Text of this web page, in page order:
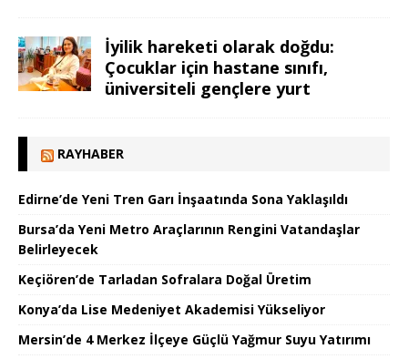
İyilik hareketi olarak doğdu:
Çocuklar için hastane sınıfı,
üniversiteli gençlere yurt
RAYHABER
Edirne’de Yeni Tren Garı İnşaatında Sona Yaklaşıldı
Bursa’da Yeni Metro Araçlarının Rengini Vatandaşlar
Belirleyecek
Keçiören’de Tarladan Sofralara Doğal Üretim
Konya’da Lise Medeniyet Akademisi Yükseliyor
Mersin’de 4 Merkez İlçeye Güçlü Yağmur Suyu Yatırımı